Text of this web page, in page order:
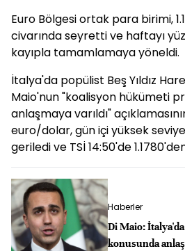
Euro Bölgesi ortak para birimi,
civarında seyretti ve haftayı
kayıpla tamamlamaya yöneldi.
İtalya'da popülist Beş Yıldız
Maio'nun "koalisyon hükümeti
anlaşmaya varıldı"
euro/dolar, gün içi yüksek
geriledi ve TSİ 14:50'de
Haberler
Di Maio:
konusunda